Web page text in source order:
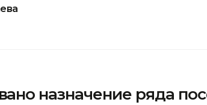
назначение ряда